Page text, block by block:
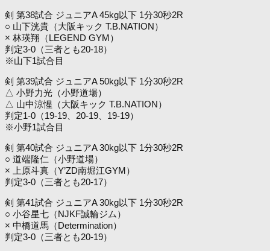
剣 第38試合 ジュニアA 45kg以下 1分30秒2R
○ 山下洸貴（大阪キック T.B.NATION）
× 林瑛翔（LEGEND GYM）
判定3-0（三者とも20-18）
※山下1試合目
剣 第39試合 ジュニアA 50kg以下 1分30秒2R
△ 小野力光（小野道場）
△ 山中涼惺（大阪キック T.B.NATION）
判定1-0（19-19、20-19、19-19）
※小野1試合目
剣 第40試合 ジュニアA 30kg以下 1分30秒2R
○ 道端隆仁（小野道場）
× 上原斗真（Y’ZD南堀江GYM）
判定3-0（三者とも20-17）
剣 第41試合 ジュニアA 30kg以下 1分30秒2R
○ 小谷星七（NJKF誠輪ジム）
× 中橋道馬（Determination）
判定3-0（三者とも20-19）